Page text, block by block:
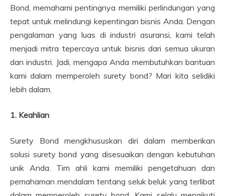
Bond, memahami pentingnya memiliki perlindungan yang
tepat untuk melindungi kepentingan bisnis Anda. Dengan
pengalaman yang luas di industri asuransi, kami telah
menjadi mitra tepercaya untuk bisnis dari semua ukuran
dan industri. Jadi, mengapa Anda membutuhkan bantuan
kami dalam memperoleh surety bond? Mari kita selidiki
lebih dalam.
1. Keahlian
Surety Bond mengkhususkan diri dalam memberikan
solusi surety bond yang disesuaikan dengan kebutuhan
unik Anda. Tim ahli kami memiliki pengetahuan dan
pemahaman mendalam tentang seluk beluk yang terlibat